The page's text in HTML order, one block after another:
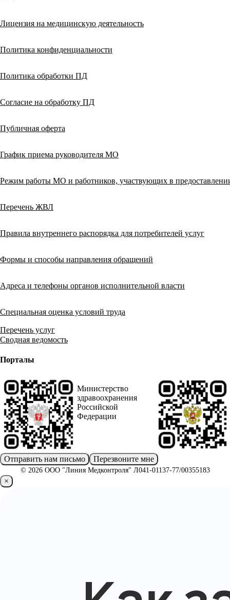
Лицензия на медицинскую деятельность
Политика конфиденциальности
Политика обработки ПД
Согласие на обработку ПД
Публичная оферта
График приема руководителя МО
Режим работы МО и работников, участвующих в
Перечень ЖВЛ
Правила внутреннего распорядка для потребителей услуг
Формы и способы направления обращений
Адреса и телефоны органов исполнительной власти
Специальная оценка условий труда
Перечень услуг
Сводная ведомость
Порталы
Министерство
здравоохранения
Российской
Федерации
Отправить нам письмо Перезвоните мне
© 2026 ООО "Линия Медконтроля" Л041-01137-77/00355183
×